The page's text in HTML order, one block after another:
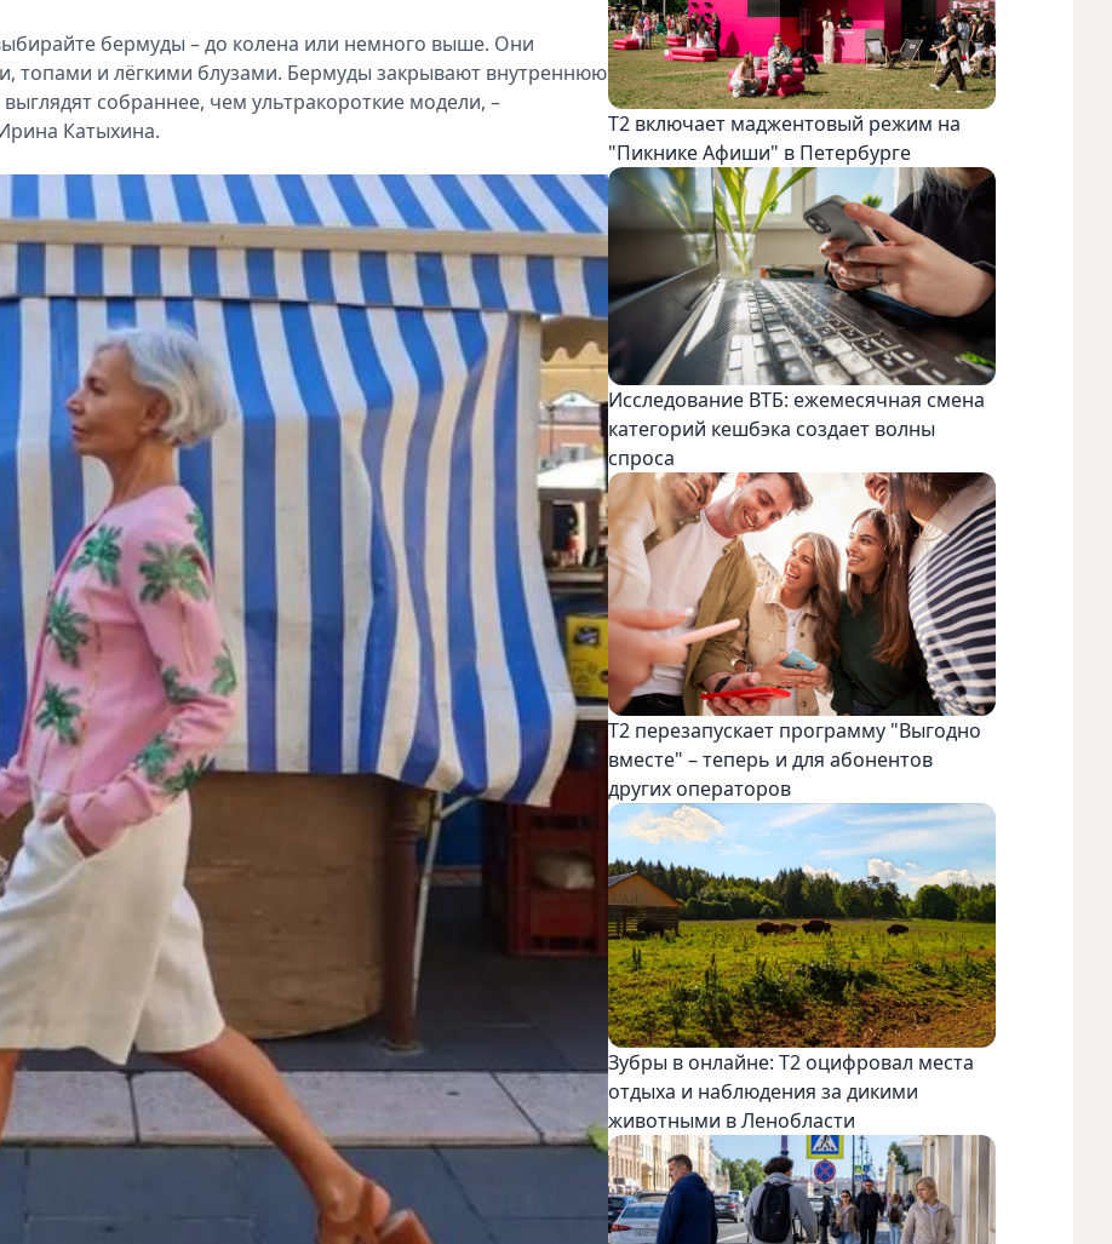
бермуды – до колена или немного выше. Они
топами и лёгкими блузами. Бермуды закрывают внутреннюю
собраннее, чем ультракороткие модели, –
Катыхина.
Т2 включает маджентовый режим на
"Пикнике Афиши" в Петербурге
Исследование ВТБ: ежемесячная смена
категорий кешбэка создает волны
спроса
Т2 перезапускает программу "Выгодно
вместе" – теперь и для абонентов
других операторов
Зубры в онлайне: Т2 оцифровал места
отдыха и наблюдения за дикими
животными в Ленобласти